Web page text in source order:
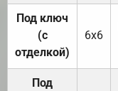
Под ключ
(с
отделкой)
6х6
Под